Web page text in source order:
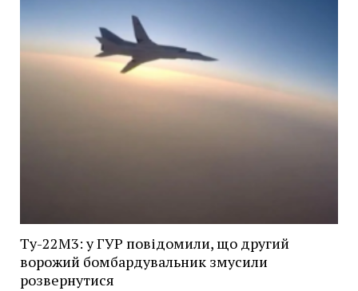
Ту-22М3: у ГУР повідомили, що другий
ворожий бомбардувальник змусили
розвернутися